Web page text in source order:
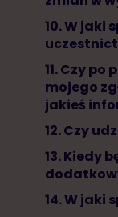
10. W jaki
11. Czy
mojego
jakieś
12. Czy
13. Kiedy
14. W jaki